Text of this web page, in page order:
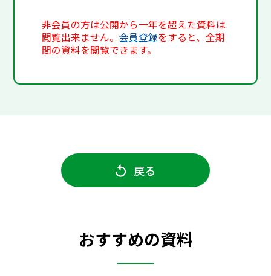
非会員の方は公開から一年を超えた資料は
閲覧出来ません。会員登録をすると、全期
間の資料を閲覧できます。
戻る
おすすめの資料